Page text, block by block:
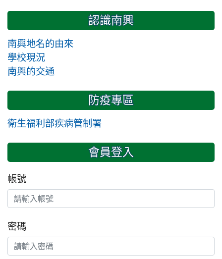
認識南興
南興地名的由來
學校現況
南興的交通
防疫專區
衛生福利部疾病管制署
會員登入
帳號
密碼